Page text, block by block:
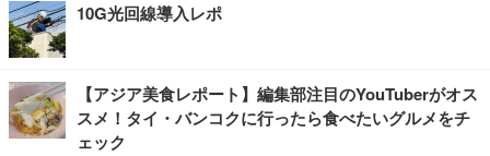
10G光回線導入レポ
【アジア美食レポート】編集部注目のYouTuberがオス
スメ！タイ・バンコクに行ったら食べたいグルメをチ
ェック